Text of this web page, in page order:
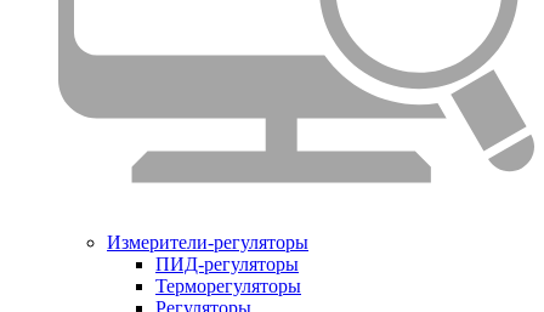
Измерители-регуляторы
ПИД-регуляторы
Терморегуляторы
Регуляторы